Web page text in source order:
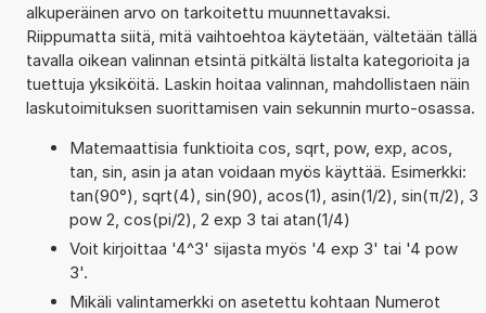
alkuperäinen arvo on tarkoitettu muunnettavaksi.
Riippumatta siitä, mitä vaihtoehtoa käytetään, vältetään tällä
tavalla oikean valinnan etsintä pitkältä listalta kategorioita ja
tuettuja yksiköitä. Laskin hoitaa valinnan, mahdollistaen näin
laskutoimituksen suorittamisen vain sekunnin murto-osassa.
Matemaattisia funktioita cos, sqrt, pow, exp, acos,
tan, sin, asin ja atan voidaan myös käyttää. Esimerkki:
tan(90°), sqrt(4), sin(90), acos(1), asin(1/2), sin(π/2), 3
pow 2, cos(pi/2), 2 exp 3 tai atan(1/4)
Voit kirjoittaa '4^3' sijasta myös '4 exp 3' tai '4 pow
3'.
Mikäli valintamerkki on asetettu kohtaan Numerot